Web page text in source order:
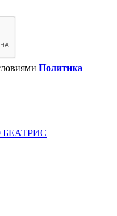
Политика
БЕАТРИС